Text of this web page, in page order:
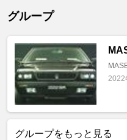
グループ
2022
グループをもっと見る